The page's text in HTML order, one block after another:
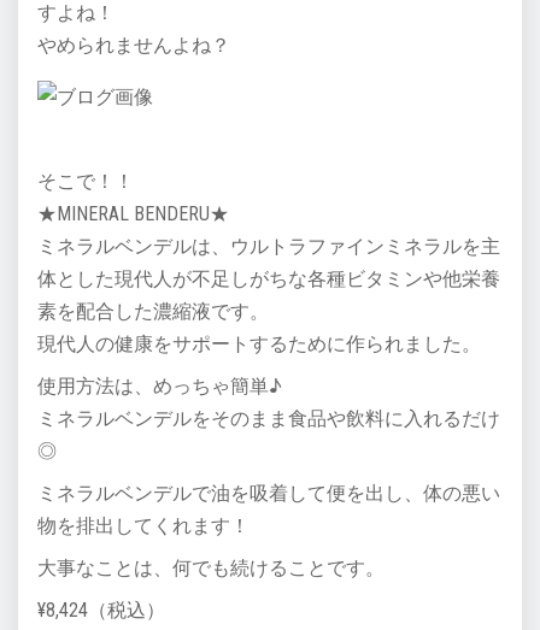
すよね！
やめられませんよね？
そこで！！
★MINERAL BENDERU★
ミネラルベンデルは、ウルトラファインミネラルを主
体とした現代人が不足しがちな各種ビタミンや他栄養
素を配合した濃縮液です。
現代人の健康をサポートするために作られました。
使用方法は、めっちゃ簡単♪
ミネラルベンデルをそのまま食品や飲料に入れるだけ
◎
ミネラルベンデルで油を吸着して便を出し、体の悪い
物を排出してくれます！
大事なことは、何でも続けることです。
¥8,424（税込）